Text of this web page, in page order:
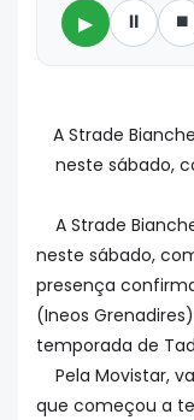
▶ ⏸ ⏹
A Strade
neste sábado,
A Strade
neste sábado,
presença
(Ineos
temporada de
Pela Movistar,
que começou a